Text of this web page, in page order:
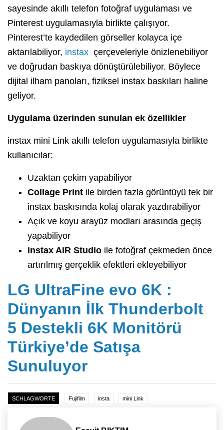
sayesinde akıllı telefon fotoğraf uygulaması ve
Pinterest uygulamasıyla birlikte çalışıyor.
Pinterest’te kaydedilen görseller kolayca içe
aktarılabiliyor, instax çerçeveleriyle önizlenebiliyor
ve doğrudan baskıya dönüştürülebiliyor. Böylece
dijital ilham panoları, fiziksel instax baskıları haline
geliyor.
Uygulama üzerinden sunulan ek özellikler
instax mini Link akıllı telefon uygulamasıyla birlikte
kullanıcılar:
Uzaktan çekim yapabiliyor
Collage Print ile birden fazla görüntüyü tek bir
instax baskısında kolaj olarak yazdırabiliyor
Açık ve koyu arayüz modları arasında geçiş
yapabiliyor
instax AiR Studio ile fotoğraf çekmeden önce
artırılmış gerçeklik efektleri ekleyebiliyor
LG UltraFine evo 6K :
Dünyanın İlk Thunderbolt
5 Destekli 6K Monitörü
Türkiye’de Satışa
Sunuluyor
SCHLAGWORTE Fujifilm insta mini Link